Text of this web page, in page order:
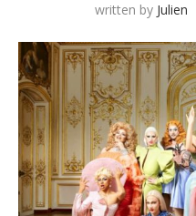
written by Julien